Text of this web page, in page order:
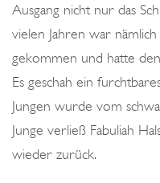
Ausgang nicht nur das
vielen Jahren war nämlich
gekommen und hatte
Es geschah ein
Jungen wurde vom
Junge verließ Fabuliah
wieder zurück.